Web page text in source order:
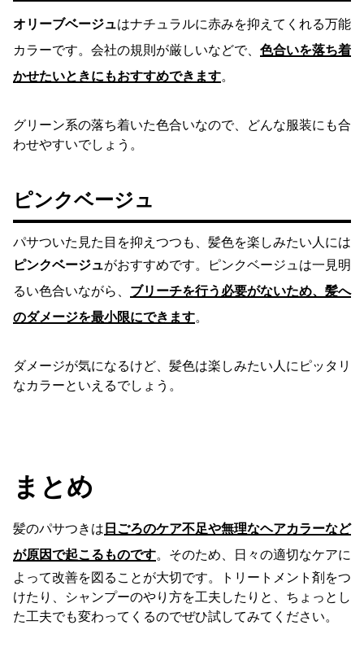
オリーブベージュはナチュラルに赤みを抑えてくれる万能
カラーです。会社の規則が厳しいなどで、 色合いを落ち着
かせたいときにもおすすめできます。
グリーン系の落ち着いた色合いなので、どんな服装にも合
わせやすいでしょう。
ピンクベージュ
パサついた見た目を抑えつつも、髪色を楽しみたい人には
ピンクベージュがおすすめです。ピンクベージュは一見明
るい色合いながら、 ブリーチを行う必要がないため、髪へ
のダメージを最小限にできます。
ダメージが気になるけど、髪色は楽しみたい人にピッタリ
なカラーといえるでしょう。
まとめ
髪のパサつきは 日ごろのケア不足や無理なヘアカラーなど
が原因で起こるものです。そのため、日々の適切なケアに
よって改善を図ることが大切です。トリートメント剤をつ
けたり、シャンプーのやり方を工夫したりと、ちょっとし
た工夫でも変わってくるのでぜひ試してみてください。